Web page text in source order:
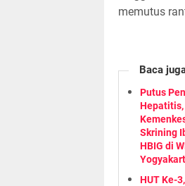
memutus
Baca
Putus
Hepatitis,
Skrining
HBIG di
HUT Ke-